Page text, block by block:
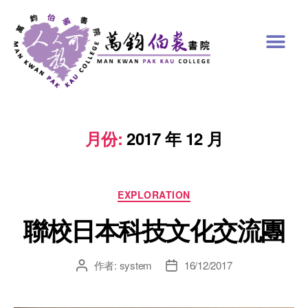
月份: 2017 年 12 月
EXPLORATION
聯校日本科技文化交流團
作者: system 16/12/2017